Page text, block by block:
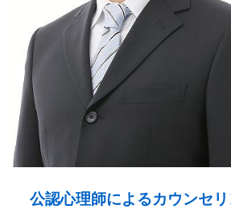
公認心理師によるカウンセ